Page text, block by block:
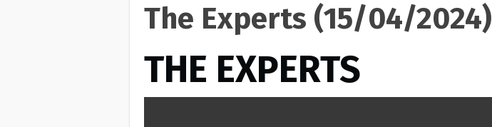
The Experts (15/04/2024)
THE EXPERTS